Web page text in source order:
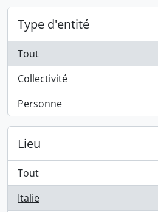
Type d'entité
Tout
Collectivité
, 2 résultats
Personne
, 1 résultats
Lieu
Tout
Italie
, 3 résultats